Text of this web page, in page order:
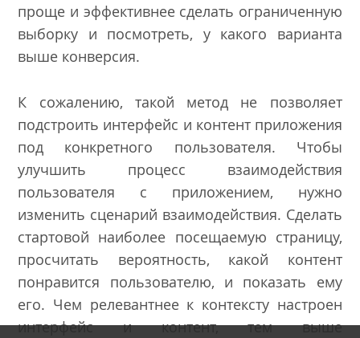
проще и эффективнее сделать ограниченную
выборку и посмотреть, у какого варианта
выше конверсия.
К сожалению, такой метод не позволяет
подстроить интерфейс и контент приложения
под конкретного пользователя. Чтобы
улучшить процесс взаимодействия
пользователя с приложением, нужно
изменить сценарий взаимодействия. Сделать
стартовой наиболее посещаемую страницу,
просчитать вероятность, какой контент
понравится пользователю, и показать ему
его. Чем релевантнее к контексту настроен
интерфейс и контент, тем выше